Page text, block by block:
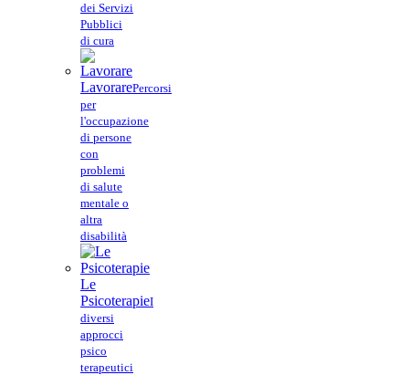
dei Servizi
Pubblici
di cura
LavorarePercorsi
per
l'occupazione
di persone
con
problemi
di salute
mentale o
altra
disabilità
Le
PsicoterapieI
diversi
approcci
psico
terapeutici